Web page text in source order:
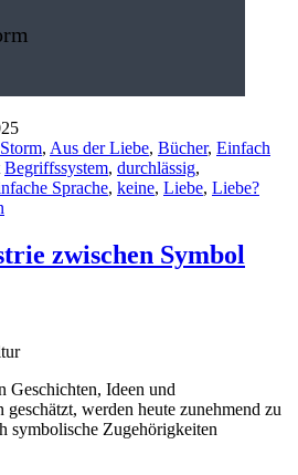
, Aus der Liebe, Bücher, Einfach
Begriffssystem, durchlässig,
Sprache, keine, Liebe, Liebe?
zwischen Symbol
Geschichten, Ideen und
werden heute zunehmend zu
symbolische Zugehörigkeiten